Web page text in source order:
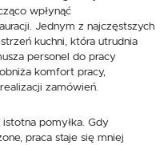
wpłynąć
Jednym z najczęstszych
kuchni, która utrudnia
personel do pracy
komfort pracy,
zamówień.
pomyłka. Gdy
praca staje się mniej